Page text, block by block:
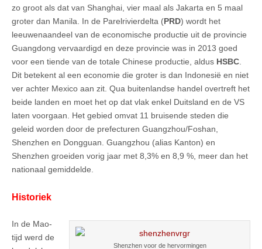
zo groot als dat van Shanghai, vier maal als Jakarta en 5 maal
groter dan Manila. In de Parelrivierdelta (PRD) wordt het
leeuwenaandeel van de economische productie uit de provincie
Guangdong vervaardigd en deze provincie was in 2013 goed
voor een tiende van de totale Chinese productie, aldus HSBC.
Dit betekent al een economie die groter is dan Indonesië en niet
ver achter Mexico aan zit. Qua buitenlandse handel overtreft het
beide landen en moet het op dat vlak enkel Duitsland en de VS
laten voorgaan. Het gebied omvat 11 bruisende steden die
geleid worden door de prefecturen Guangzhou/Foshan,
Shenzhen en Dongguan. Guangzhou (alias Kanton) en
Shenzhen groeiden vorig jaar met 8,3% en 8,9 %, meer dan het
nationaal gemiddelde.
Historiek
Shenzhen voor de hervormingen
In de Mao-
tijd werd de